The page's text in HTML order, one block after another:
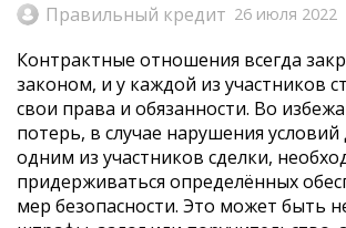
Правильный кредит 26 июля 2022
Контрактные отношения всегда
законом, и у каждой из участников
свои права и обязанности. Во
потерь, в случае нарушения условий
одним из участников сделки,
придерживаться определённых
мер безопасности. Это может быть